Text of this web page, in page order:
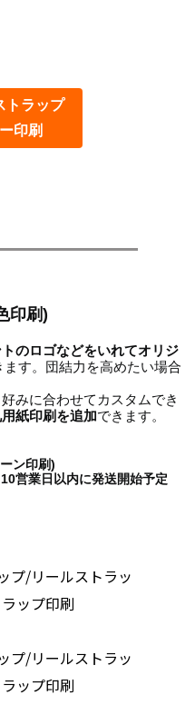
トラップ
印刷
印刷)
のロゴなどをいれてオリジ
ます。団結力を高めたい場合
みに合わせてカスタムでき
紙印刷を追加できます。
ン印刷)
営業日以内に発送開始予定